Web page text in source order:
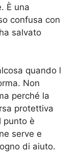
È una
confusa con
salvato
quando l
Non
perché la
protettiva
punto è
serve e
di aiuto.